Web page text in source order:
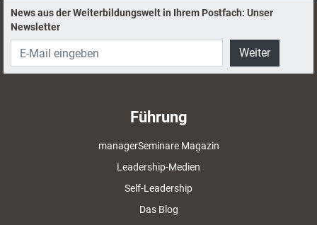
News aus der Weiterbildungswelt in Ihrem Postfach: Unser
Newsletter
Weiter
Führung
managerSeminare Magazin
Leadership-Medien
Self-Leadership
Das Blog